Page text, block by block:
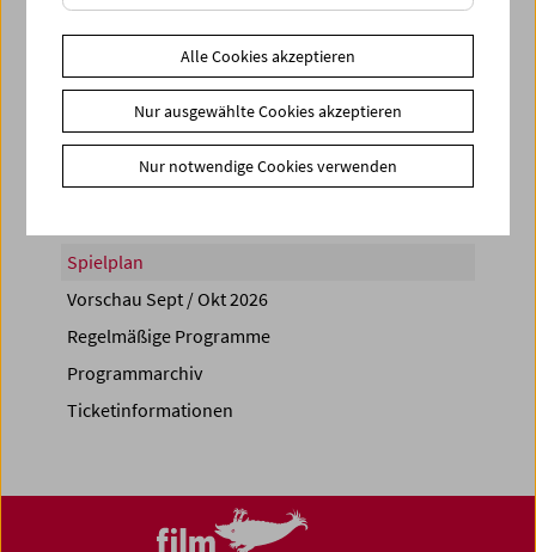
Spielplan
Vorschau Sept / Okt 2026
Regelmäßige Programme
Programmarchiv
Ticketinformationen
Alle Cookies akzeptieren
Nur ausgewählte Cookies akzeptieren
Nur notwendige Cookies verwenden